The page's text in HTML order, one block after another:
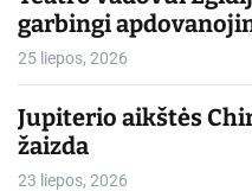
garbingi
25 liepos, 2026
Jupiterio aikštės
žaizda
23 liepos, 2026